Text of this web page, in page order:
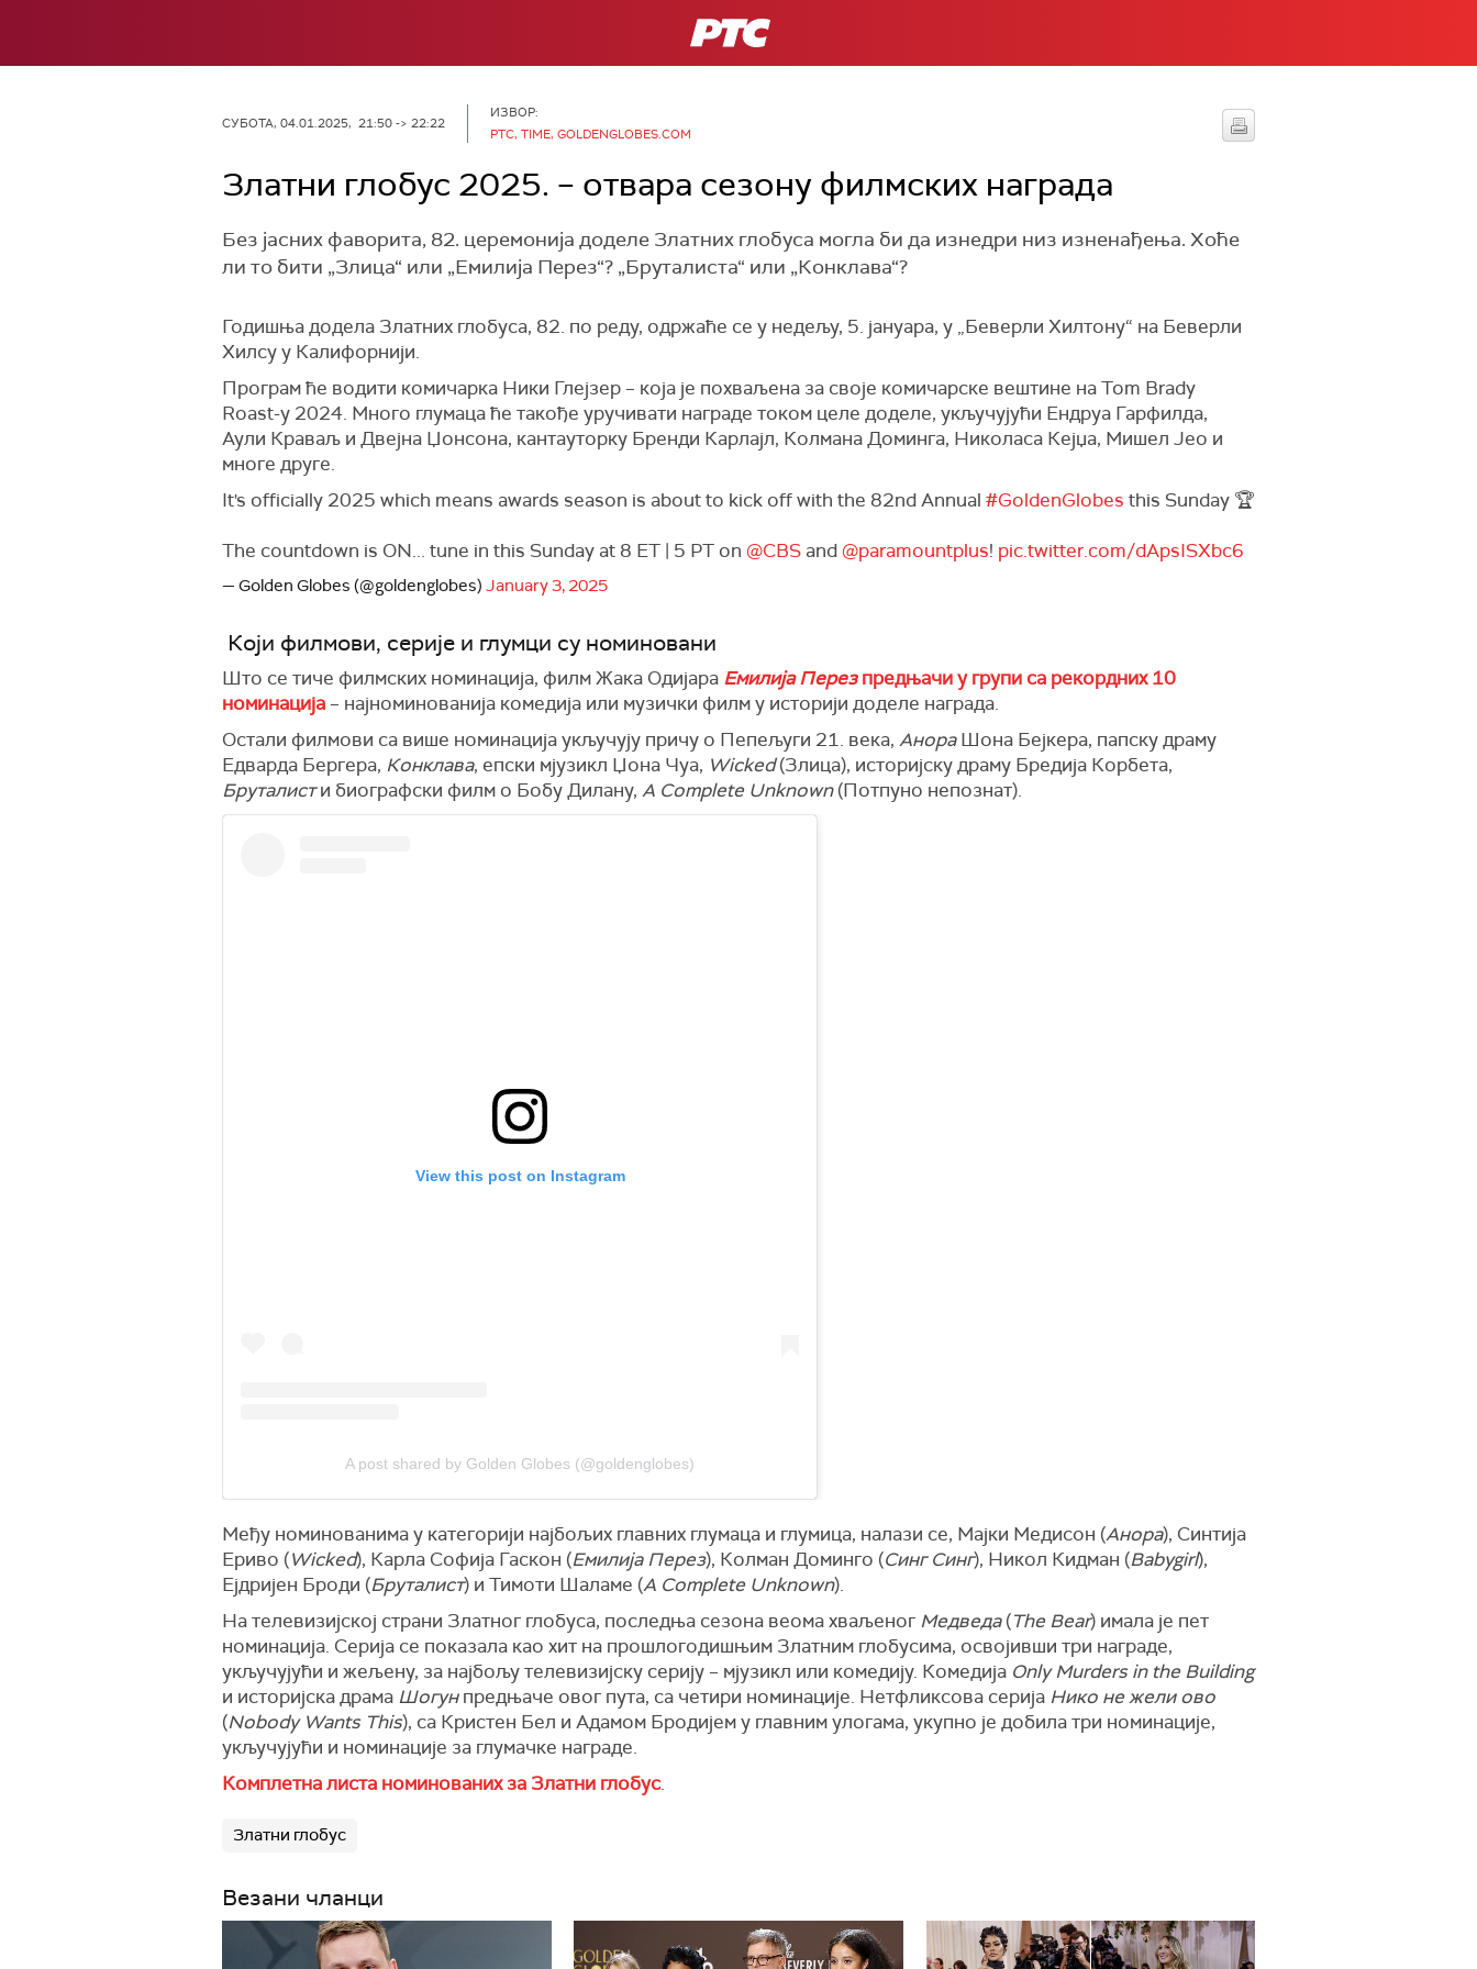
РТС
СУБОТА, 04.01.2025, 21:50 -> 22:22
ИЗВОР:
РТС, TIME, GOLDENGLOBES.COM
Златни глобус 2025. – отвара сезону филмских награда
Без јасних фаворита, 82. церемонија доделе Златних глобуса могла би да изнедри низ изненађења. Хоће
ли то бити „Злица“ или „Емилија Перез“? „Бруталиста“ или „Конклава“?
Годишња додела Златних глобуса, 82. по реду, одржаће се у недељу, 5. јануара, у „Беверли Хилтону“ на Беверли
Хилсу у Калифорнији.
Програм ће водити комичарка Ники Глејзер – која је похваљена за своје комичарске вештине на Tom Brady
Roast-у 2024. Много глумаца ће такође уручивати награде током целе доделе, укључујући Ендруа Гарфилда,
Аули Краваљ и Двејна Џонсона, кантауторку Бренди Карлајл, Колмана Доминга, Николаса Кејџа, Мишел Јео и
многе друге.
It's officially 2025 which means awards season is about to kick off with the 82nd Annual #GoldenGlobes this Sunday 🏆
The countdown is ON... tune in this Sunday at 8 ET | 5 PT on @CBS and @paramountplus! pic.twitter.com/dApsISXbc6
— Golden Globes (@goldenglobes) January 3, 2025
Који филмови, серије и глумци су номиновани
Што се тиче филмских номинација, филм Жака Одијара Емилија Перезпредњачи у групи са рекордних 10
номинација – најноминованија комедија или музички филм у историји доделе награда.
Остали филмови са више номинација укључују причу о Пепељуги 21. века, АнораШона Бејкера, папску драму
Едварда Бергера, Конклава, епски мјузикл Џона Чуа, Wicked(Злица), историјску драму Бредија Корбета,
Бруталисти биографски филм о Бобу Дилану, A Complete Unknown(Потпуно непознат).
View this post on Instagram
A post shared by Golden Globes (@goldenglobes)
Међу номинованима у категорији најбољих главних глумаца и глумица, налази се, Мајки Медисон (Анора), Синтија
Ериво (Wicked), Карла Софија Гаскон (Емилија Перез), Колман Доминго (Синг Синг), Никол Кидман (Babygirl),
Ејдријен Броди (Бруталист) и Тимоти Шаламе (A Complete Unknown).
На телевизијској страни Златног глобуса, последња сезона веома хваљеног Медведа(The Bear) имала је пет
номинација. Серија се показала као хит на прошлогодишњим Златним глобусима, освојивши три награде,
укључујући и жељену, за најбољу телевизијску серију – мјузикл или комедију. Комедија Only Murders in the Building
и историјска драма Шогунпредњаче овог пута, са четири номинације. Нетфликсова серија Нико не жели ово
(Nobody Wants This), са Кристен Бел и Адамом Бродијем у главним улогама, укупно је добила три номинације,
укључујући и номинације за глумачке награде.
Комплетна листа номинованих за Златни глобус.
Златни глобус
Везани чланци